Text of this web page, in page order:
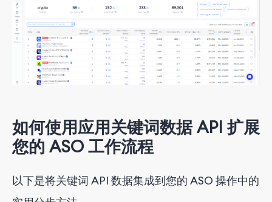
如何使用应用关键词数据 API 扩展
您的 ASO 工作流程
以下是将关键词 API 数据集成到您的 ASO 操作中的